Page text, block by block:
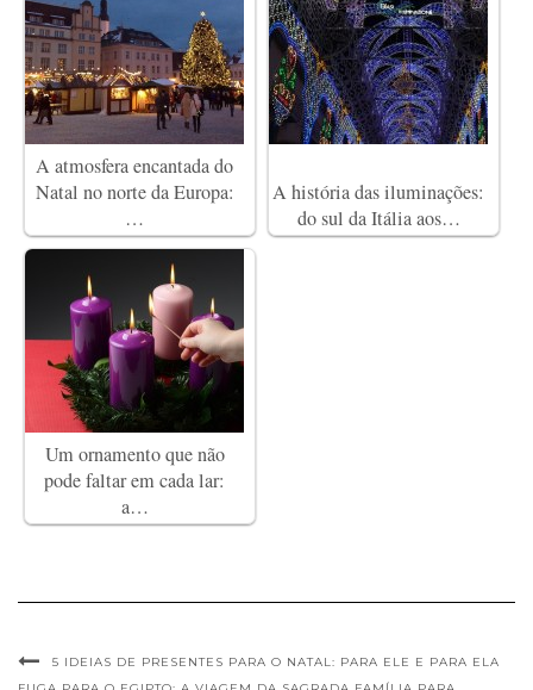
A atmosfera encantada do
Natal no norte da Europa:
…
A história das iluminações:
do sul da Itália aos…
Um ornamento que não
pode faltar em cada lar:
a…
5 IDEIAS DE PRESENTES PARA O NATAL: PARA ELE E PARA ELA